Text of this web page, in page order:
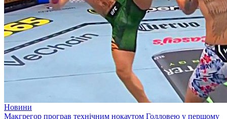
Новини
Макгрегор програв технічним нокаутом Голловею у першому